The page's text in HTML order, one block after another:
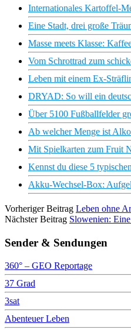
Internationales Kartoffel-
Eine Stadt, drei große
Masse meets Klasse:
Vom Schrottrad zum
Leben mit einem Ex-
DRYAD: So will ein
Über 5100 Fußballfelder
Ab welcher Menge ist
Mit Spielkarten zum Fruit
Kennst du diese 5
Akku-Wechsel-Box:
Vorheriger Beitrag Leben ohne
Nächster Beitrag Slowenien:
Sender & Sendungen
360° – GEO Reportage
37 Grad
3sat
Abenteuer Leben